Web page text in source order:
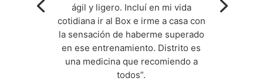
ágil y ligero. Incluí en mi vida
cotidiana ir al Box e irme a casa con
la sensación de haberme superado
en ese entrenamiento. Distrito es
una medicina que recomiendo a
todos”.